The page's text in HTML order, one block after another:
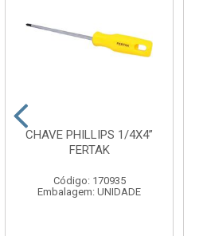
CHAVE PHILLIPS 1/4X4”
FERTAK
Código: 170935
Embalagem: UNIDADE